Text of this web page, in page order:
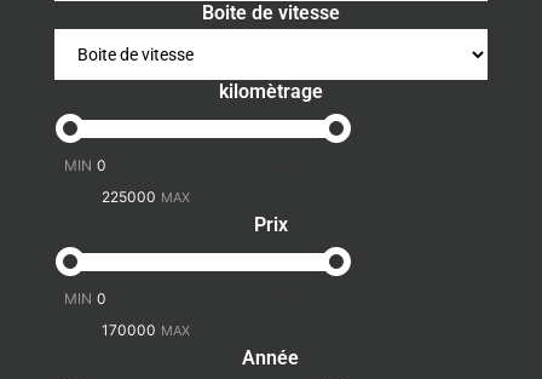
Boite de vitesse
kilomètrage
Prix
Année